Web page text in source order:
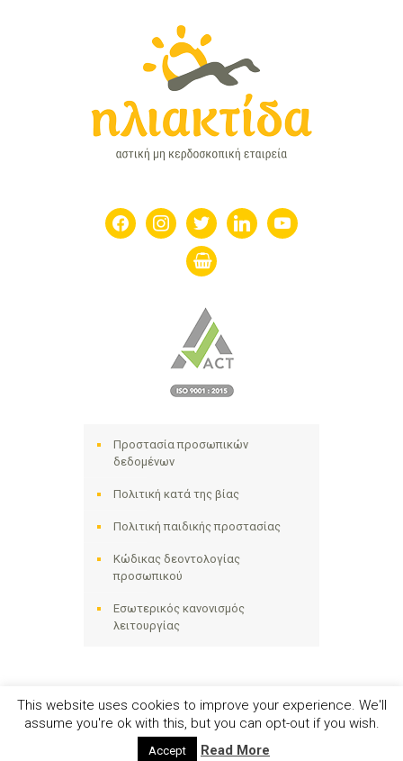
facebookinstagramtwitter linkedin youtube
shopping-
basket
Προστασία προσωπικών
δεδομένων
Πολιτική κατά της βίας
Πολιτική παιδικής προστασίας
Κώδικας δεοντολογίας
προσωπικού
Εσωτερικός κανονισμός
λειτουργίας
Ηλιακτίδα ΑΜΚΕ © 2024 - All Right Reserved
Αριθμός Γ.Ε.ΜΗ. 141258642000
This website uses cookies to improve your experience. We'll
assume you're ok with this, but you can opt-out if you wish.
Accept Read More